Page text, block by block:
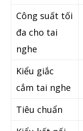
Công suất tối
đa cho tai
nghe
Kiểu giắc
cắm tai nghe
Tiêu chuẩn